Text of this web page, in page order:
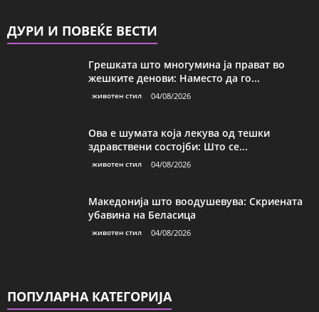
ДУРИ И ПОВЕЌЕ ВЕСТИ
Грешката што многумина ја прават во
жешките денови: Наместо да го...
животен стил 04/08/2026
Ова е шумата која лекува од тешки
здравствени состојби: Што се...
животен стил 04/08/2026
Македонија што воодушевува: Скриената
убавина на Беласица
животен стил 04/08/2026
ПОПУЛАРНА КАТЕГОРИЈА